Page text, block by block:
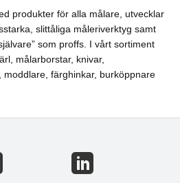
produkter för alla målare, utvecklar
slittåliga måleriverktyg samt
som proffs. I vårt sortiment
målarborstar, knivar,
moddlare, färghinkar, burköppnare